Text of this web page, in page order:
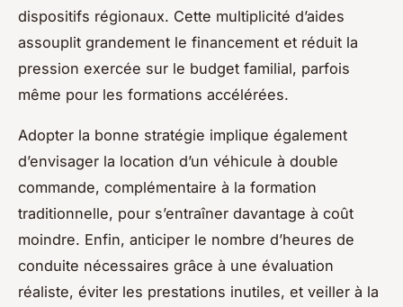
dispositifs régionaux. Cette multiplicité d’aides
assouplit grandement le financement et réduit la
pression exercée sur le budget familial, parfois
même pour les formations accélérées.
Adopter la bonne stratégie implique également
d’envisager la location d’un véhicule à double
commande, complémentaire à la formation
traditionnelle, pour s’entraîner davantage à coût
moindre. Enfin, anticiper le nombre d’heures de
conduite nécessaires grâce à une évaluation
réaliste, éviter les prestations inutiles, et veiller à la